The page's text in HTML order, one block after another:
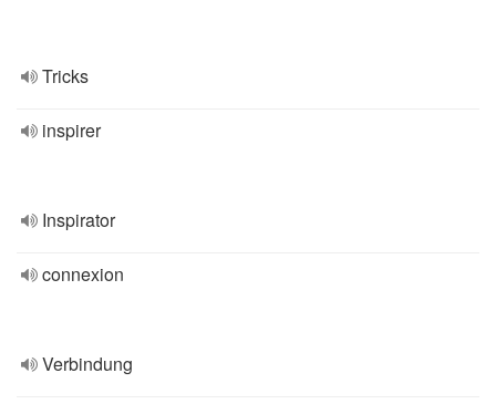
Tricks
inspirer
Inspirator
connexion
Verbindung